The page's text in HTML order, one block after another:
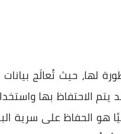
لها، حيث تُعالَج
يتم الاحتفاظ بها
هو الحفاظ على سرية